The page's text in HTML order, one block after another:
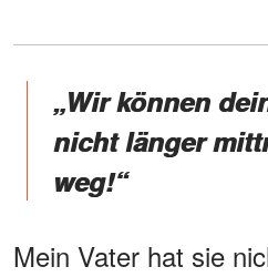
„Wir können
nicht länger
weg!“
Mein Vater hat sie